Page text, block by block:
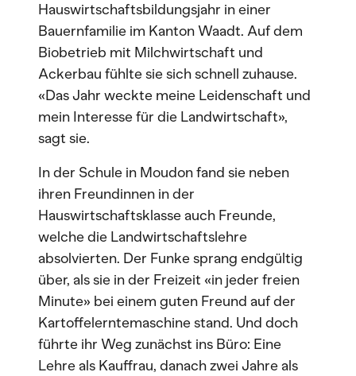
Hauswirtschaftsbildungsjahr in einer
Bauernfamilie im Kanton Waadt. Auf dem
Biobetrieb mit Milchwirtschaft und
Ackerbau fühlte sie sich schnell zuhause.
«Das Jahr weckte meine Leidenschaft und
mein Interesse für die Landwirtschaft»,
sagt sie.
In der Schule in Moudon fand sie neben
ihren Freundinnen in der
Hauswirtschaftsklasse auch Freunde,
welche die Landwirtschaftslehre
absolvierten. Der Funke sprang endgültig
über, als sie in der Freizeit «in jeder freien
Minute» bei einem guten Freund auf der
Kartoffelerntemaschine stand. Und doch
führte ihr Weg zunächst ins Büro: Eine
Lehre als Kauffrau, danach zwei Jahre als